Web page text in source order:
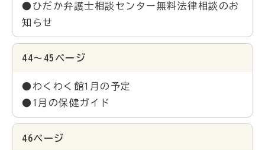
●ひだか弁護士相談センター無料法律相談のお
知らせ
44～45ページ
●わくわく館1月の予定
●1月の保健ガイド
46ページ